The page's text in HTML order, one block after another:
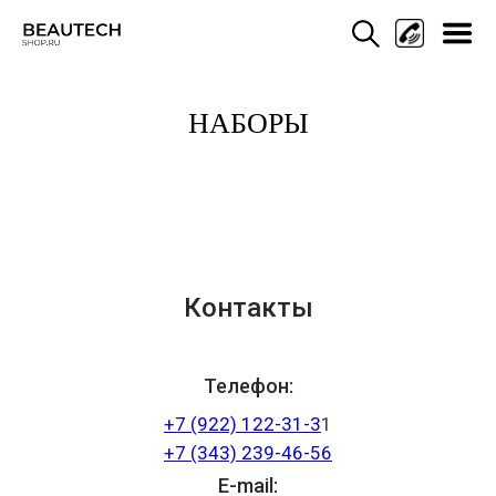
НАБОРЫ
Контакты
Телефон:
+7 (922) 122-31-31
+7 (343) 239-46-56
E-mail: